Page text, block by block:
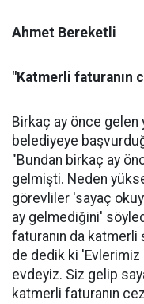
Ahmet Bereketli
"Katmerli faturanın
Birkaç ay önce
belediyeye
"Bundan birkaç ay
gelmişti. Neden
görevliler 'sayaç
ay gelmediğini'
faturanın da katmerli
de dedik ki 'Evlerimiz
evdeyiz. Siz gelip
katmerli faturanın